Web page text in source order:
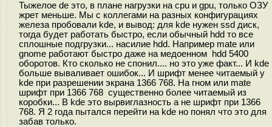
Тыжелое de это, в плане нагрузки на cpu и gpu, только ОЗУ
жрет меньше. Мы с коллегами на разных конфигурациях
железа пробовали kde, и вывод: для kde нужен ssd диск,
тогда будет работать быстро, если обычный hdd то все
сплошные подгрузки... насилие hdd. Например mate или
gnome работают быстро даже на медоенном hdd 5400
оборотов. Кто сколько не спонил.... но это уже факт... И kde
больше вываливает ошибок... И шрифт менее читаемый у
kde при разрешении экрана 1366 768. На гном или mate
шрифт при 1366 768 существенно более читаемый из
коробки... В kde это вырвиглазность а не шрифт при 1366
768. Я 2 года пытался перейти на kde но понял что это для
забав только.